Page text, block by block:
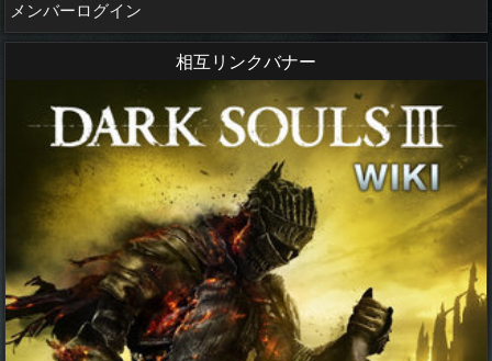
メンバーログイン
相互リンクバナー